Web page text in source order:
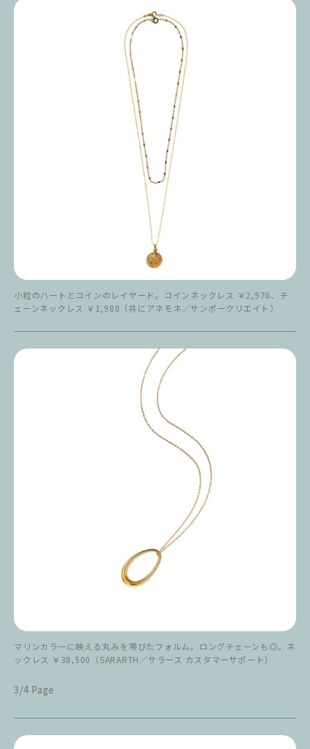
小粒のハートとコインのレイヤード。コインネックレス ￥2,970、チ
ェーンネックレス ￥1,980（共にアネモネ／サンポークリエイト）
マリンカラーに映える丸みを帯びたフォルム。ロングチェーンも◎。ネ
ックレス ￥38,500（SARARTH／サラース カスタマーサポート）
3/4 Page